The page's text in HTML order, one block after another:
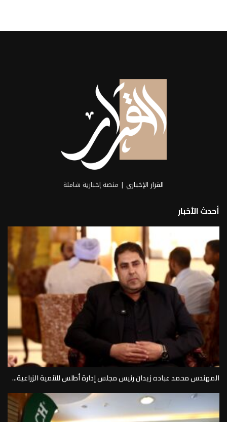
القرار الإخباري | منصة إخبارية شاملة
أحدث الأخبار
المهندس محمد عباده زيدان رئيس مجلس إدارة أطلس للتنمية الزراعية...